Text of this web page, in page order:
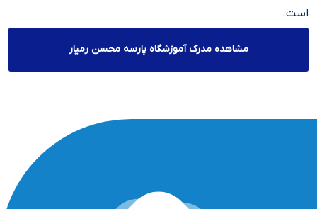
است.
مشاهده مدرک آموزشگاه پارسه محسن رمیار